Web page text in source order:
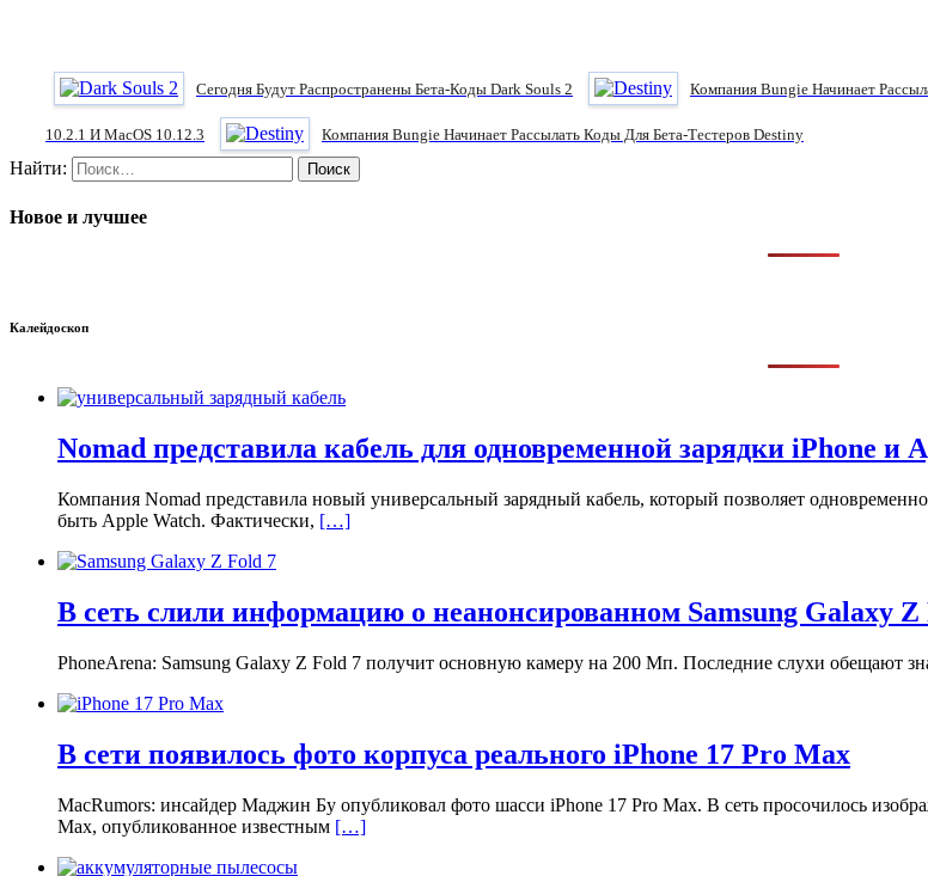
Сегодня Будут Распространены Бета-Коды Dark Souls 2 Компания Bungie Начинает
10.2.1 И MacOS 10.12.3 Компания Bungie Начинает Рассылать Коды Для Бета-Тестеров Destiny
Найти:
Новое и лучшее
Калейдоскоп
Nomad представила кабель для одновременной зарядки iPhone и
Компания Nomad представила новый универсальный зарядный кабель, который позволяет
быть Apple Watch. Фактически, […]
В сеть слили информацию о неанонсированном Samsung Galaxy Z
PhoneArena: Samsung Galaxy Z Fold 7 получит основную камеру на 200 Мп. Последние слухи обещают
В сети появилось фото корпуса реального iPhone 17 Pro Max
MacRumors: инсайдер Маджин Бу опубликовал фото шасси iPhone 17 Pro Max. В сеть просочилось
Max, опубликованное известным […]